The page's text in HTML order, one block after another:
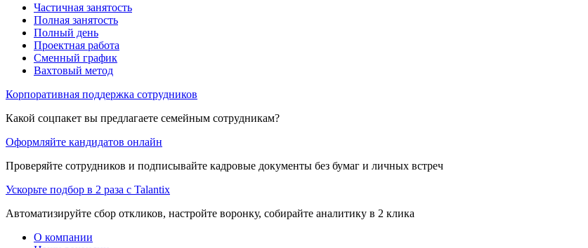
Частичная занятость
Полная занятость
Полный день
Проектная работа
Сменный график
Вахтовый метод
Корпоративная поддержка сотрудников
Какой соцпакет вы предлагаете семейным сотрудникам?
Оформляйте кандидатов онлайн
Проверяйте сотрудников и подписывайте кадровые документы без бумаг и личных встреч
Ускорьте подбор в 2 раза с Talantix
Автоматизируйте сбор откликов, настройте воронку, собирайте аналитику в 2 клика
О компании